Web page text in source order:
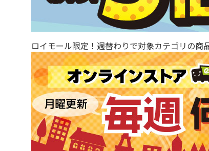
ロイモール限定！週替わりで対象カテゴリの商